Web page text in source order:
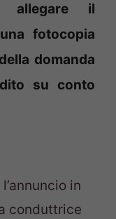
allegare il
fotocopia
domanda
su conto
in
conduttrice